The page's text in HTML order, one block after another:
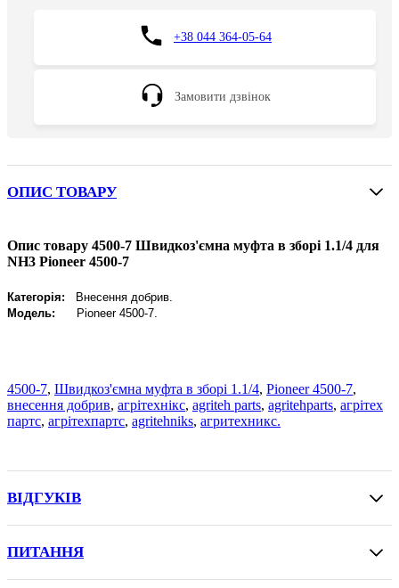
+38 044 364-05-64
Замовити дзвінок
ОПИС ТОВАРУ
Опис товару 4500-7 Швидкоз'ємна муфта в зборі 1.1/4 для
NH3 Pioneer 4500-7
Категорія:
Внесення добрив.
Модель:
Pioneer 4500-7.
4500-7, Швидкоз'ємна муфта в зборі 1.1/4, Pioneer 4500-7,
внесення добрив, агрітехнікс, agriteh parts, agritehparts, агрітех
партс, агрітехпартс, agritehniks, агритехникс.
ВІДГУКІВ
ПИТАННЯ